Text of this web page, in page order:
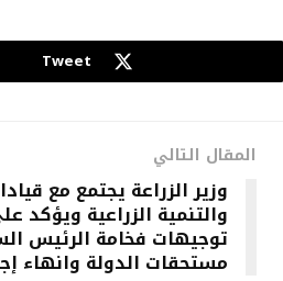
Tweet
المقال التالي
وزير الزراعة يجتمع مع
والتنمية الزراعية ويؤكد
توجيهات فخامة الرئيس
مستحقات الدولة وانهاء